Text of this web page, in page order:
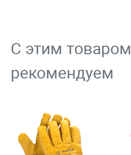
С этим товаром
рекомендуем